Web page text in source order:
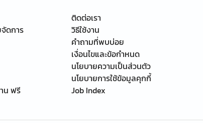
ดการ
น ฟรี
ติดต่อเรา
วิธีใช้งาน
คำถามที่พบบ่อย
เงื่อนไขและข้อกำหนด
นโยบายความเป็นส่วนตัว
นโยบายการใช้ข้อมูลคุกกี้
Job Index